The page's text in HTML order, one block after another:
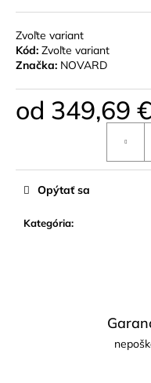
Zvoľte variant
Kód: Zvoľte variant
Značka: NOVARD
od 349,69 €
Kategória:
Opýtať sa
m
e
ELEKTRICKÁ
ŠPIRÁLA
GOLD
86,90